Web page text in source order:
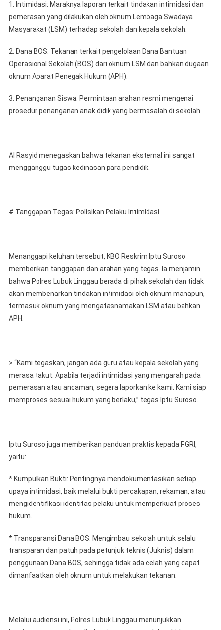
1. Intimidasi: Maraknya laporan terkait tindakan intimidasi dan
pemerasan yang dilakukan oleh oknum Lembaga Swadaya
Masyarakat (LSM) terhadap sekolah dan kepala sekolah.
2. Dana BOS: Tekanan terkait pengelolaan Dana Bantuan
Operasional Sekolah (BOS) dari oknum LSM dan bahkan dugaan
oknum Aparat Penegak Hukum (APH).
3. Penanganan Siswa: Permintaan arahan resmi mengenai
prosedur penanganan anak didik yang bermasalah di sekolah.
Al Rasyid menegaskan bahwa tekanan eksternal ini sangat
mengganggu tugas kedinasan para pendidik.
# Tanggapan Tegas: Polisikan Pelaku Intimidasi
Menanggapi keluhan tersebut, KBO Reskrim Iptu Suroso
memberikan tanggapan dan arahan yang tegas. Ia menjamin
bahwa Polres Lubuk Linggau berada di pihak sekolah dan tidak
akan membenarkan tindakan intimidasi oleh oknum manapun,
termasuk oknum yang mengatasnamakan LSM atau bahkan
APH.
> “Kami tegaskan, jangan ada guru atau kepala sekolah yang
merasa takut. Apabila terjadi intimidasi yang mengarah pada
pemerasan atau ancaman, segera laporkan ke kami. Kami siap
memproses sesuai hukum yang berlaku,” tegas Iptu Suroso.
Iptu Suroso juga memberikan panduan praktis kepada PGRI,
yaitu:
* Kumpulkan Bukti: Pentingnya mendokumentasikan setiap
upaya intimidasi, baik melalui bukti percakapan, rekaman, atau
mengidentifikasi identitas pelaku untuk memperkuat proses
hukum.
* Transparansi Dana BOS: Mengimbau sekolah untuk selalu
transparan dan patuh pada petunjuk teknis (Juknis) dalam
penggunaan Dana BOS, sehingga tidak ada celah yang dapat
dimanfaatkan oleh oknum untuk melakukan tekanan.
Melalui audiensi ini, Polres Lubuk Linggau menunjukkan